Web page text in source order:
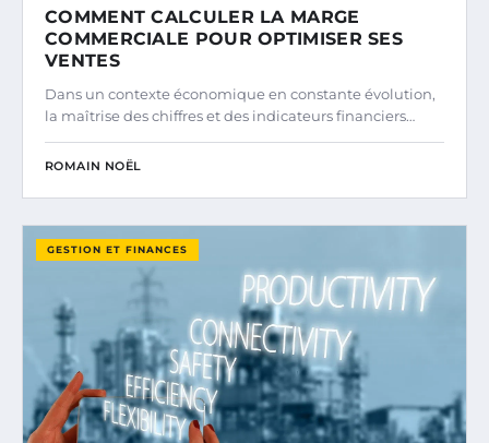
COMMENT CALCULER LA MARGE
COMMERCIALE POUR OPTIMISER SES
VENTES
Dans un contexte économique en constante évolution,
la maîtrise des chiffres et des indicateurs financiers…
ROMAIN NOËL
GESTION ET FINANCES